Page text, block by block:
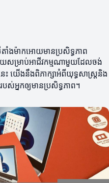
ាំងម៉ាកអោយមានប្រសិទ្ធភាព
សម្រាប់អាជីវកម្មណាមួយដែលចង់
ះ យើងនឹងពិភាក្សាអំពីយុទ្ធសាស្ត្រនិង
អ្នកឲ្យមានប្រសិទ្ធភាព។